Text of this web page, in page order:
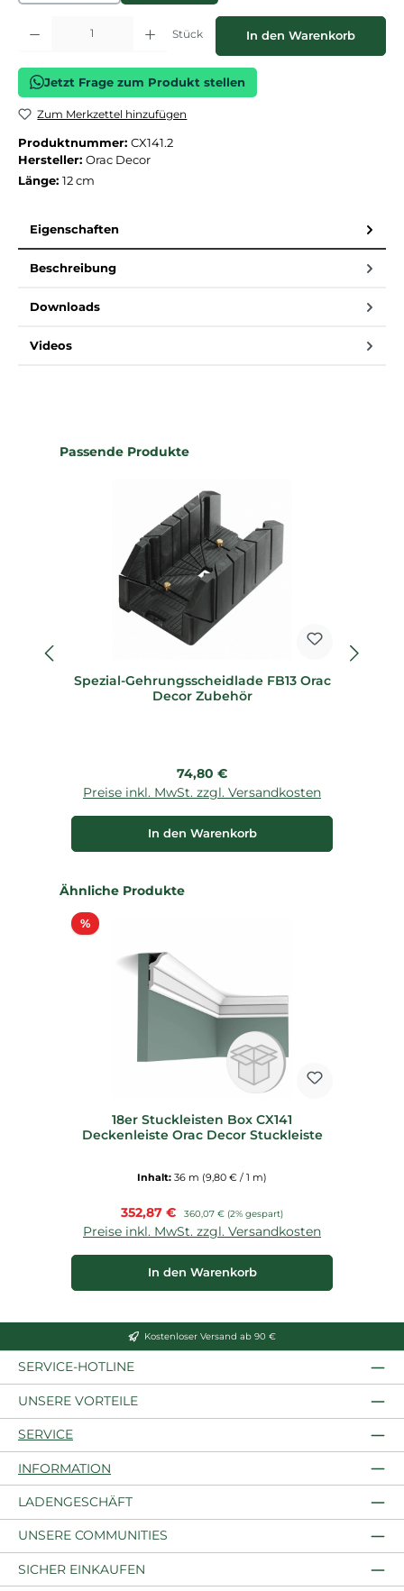
Produkt Anzahl: Gib den gewünschten Wert ein oder benutze die
Stück In den Warenkorb
Jetzt Frage zum Produkt stellen
Zum Merkzettel hinzufügen
Produktnummer: CX141.2
Hersteller: Orac Decor
Länge: 12 cm
Eigenschaften
Beschreibung
Downloads
Videos
Produktgalerie überspringen
Passende Produkte
Spezial-Gehrungsscheidlade FB13 Orac
Decor Zubehör
Regulärer Preis:
74,80 €
Preise inkl. MwSt. zzgl. Versandkosten
In den Warenkorb
Produktgalerie überspringen
Ähnliche Produkte
%Rabatt
18er Stuckleisten Box CX141
Deckenleiste Orac Decor Stuckleiste
Inhalt: 36 m (9,80 € / 1 m)
Verkaufspreis:
352,87 € Regulärer Preis:
360,07 € (2% gespart)
Preise inkl. MwSt. zzgl. Versandkosten
In den Warenkorb
Kostenloser Versand ab 90 €
SERVICE-HOTLINE
UNSERE VORTEILE
SERVICE
INFORMATION
LADENGESCHÄFT
UNSERE COMMUNITIES
SICHER EINKAUFEN